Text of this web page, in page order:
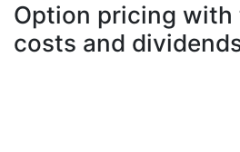
À propos
Option pricing with
costs and